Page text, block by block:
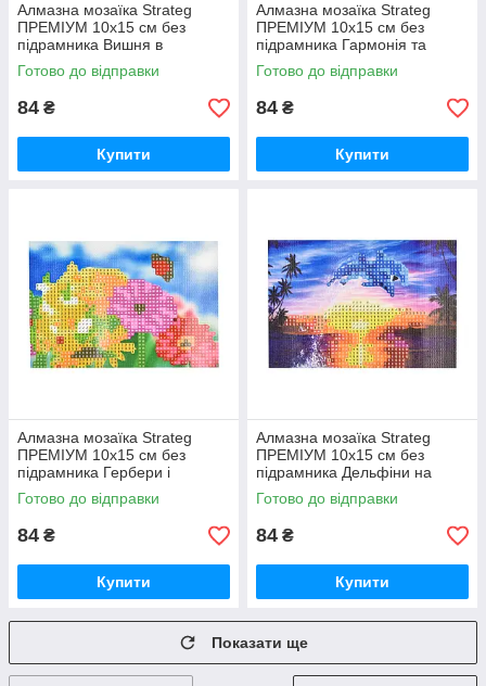
Алмазна мозаїка Strateg
ПРЕМІУМ 10х15 см без
підрамника Вишня в
водяному відображенні
(YAB20791)
Готово до відправки
84 ₴
Купити
Алмазна мозаїка Strateg
ПРЕМІУМ 10х15 см без
підрамника Гармонія та
спокій (YAB28548)
Готово до відправки
84 ₴
Купити
Алмазна мозаїка Strateg
ПРЕМІУМ 10х15 см без
підрамника Гербери і
метелики (YAB14425)
Готово до відправки
84 ₴
Купити
Алмазна мозаїка Strateg
ПРЕМІУМ 10х15 см без
підрамника Дельфіни на
заході сонця (YAB29566)
Готово до відправки
84 ₴
Купити
Показати ще